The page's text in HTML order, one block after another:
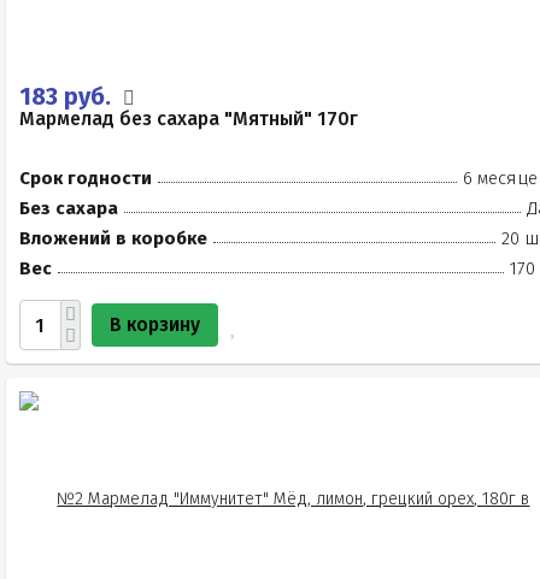
183 руб.
Мармелад без сахара "Мятный" 170г
Срок годности
6
Без сахара
Вложений в коробке
20
Вес
170
В корзину